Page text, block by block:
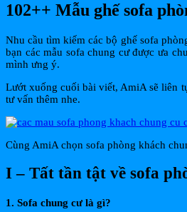
102++ Mẫu ghế sofa
Nhu cầu tìm kiếm các bộ ghế sofa
bạn các mẫu sofa chung cư được ưa
mình ưng ý.
Lướt xuống cuối bài viết, AmiA sẽ liên
tư vấn thêm nhe.
Cùng AmiA chọn sofa phòng khách
I – Tất tần tật về sofa
1. Sofa chung cư là gì?